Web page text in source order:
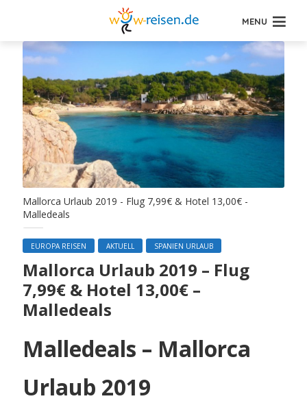
MENU
Mallorca Urlaub 2019 - Flug 7,99€ & Hotel 13,00€ -
Malledeals
EUROPA REISEN AKTUELL SPANIEN URLAUB
Mallorca Urlaub 2019 – Flug
7,99€ & Hotel 13,00€ –
Malledeals
Malledeals – Mallorca
Urlaub 2019